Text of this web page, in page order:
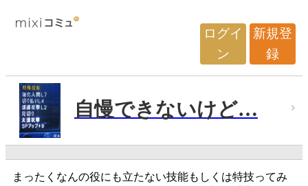
ログイ
ン
新規登
録
自慢できないけど…
まったくなんの役にも立たない技能もしくは特技ってみ